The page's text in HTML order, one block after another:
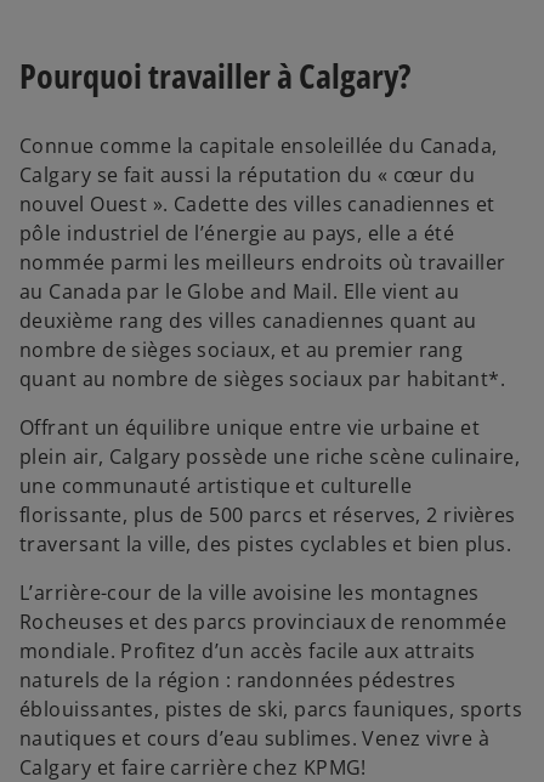
Pourquoi travailler à Calgary?
Connue comme la capitale ensoleillée du Canada,
Calgary se fait aussi la réputation du « cœur du
nouvel Ouest ». Cadette des villes canadiennes et
pôle industriel de l’énergie au pays, elle a été
nommée parmi les meilleurs endroits où travailler
au Canada par le Globe and Mail. Elle vient au
deuxième rang des villes canadiennes quant au
nombre de sièges sociaux, et au premier rang
quant au nombre de sièges sociaux par habitant*.
Offrant un équilibre unique entre vie urbaine et
plein air, Calgary possède une riche scène culinaire,
une communauté artistique et culturelle
florissante, plus de 500 parcs et réserves, 2 rivières
traversant la ville, des pistes cyclables et bien plus.
L’arrière-cour de la ville avoisine les montagnes
Rocheuses et des parcs provinciaux de renommée
mondiale. Profitez d’un accès facile aux attraits
naturels de la région : randonnées pédestres
éblouissantes, pistes de ski, parcs fauniques, sports
nautiques et cours d’eau sublimes. Venez vivre à
Calgary et faire carrière chez KPMG!